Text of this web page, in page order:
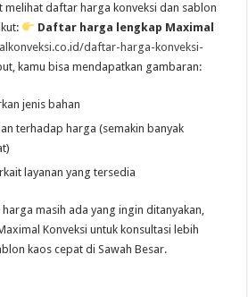
melihat daftar harga konveksi dan sablon
Daftar harga lengkap Maximal
daftar-harga-konveksi-
kamu bisa mendapatkan gambaran:
jenis bahan
terhadap harga (semakin banyak
layanan yang tersedia
masih ada yang ingin ditanyakan,
Konveksi untuk konsultasi lebih
kaos cepat di Sawah Besar.